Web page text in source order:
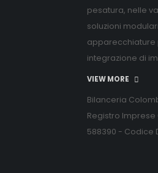
pesatura, nelle
soluzioni
apparecchiature
integrazione di
VIEW MORE
Bilanceria
Registro Imprese
588390 - Codice